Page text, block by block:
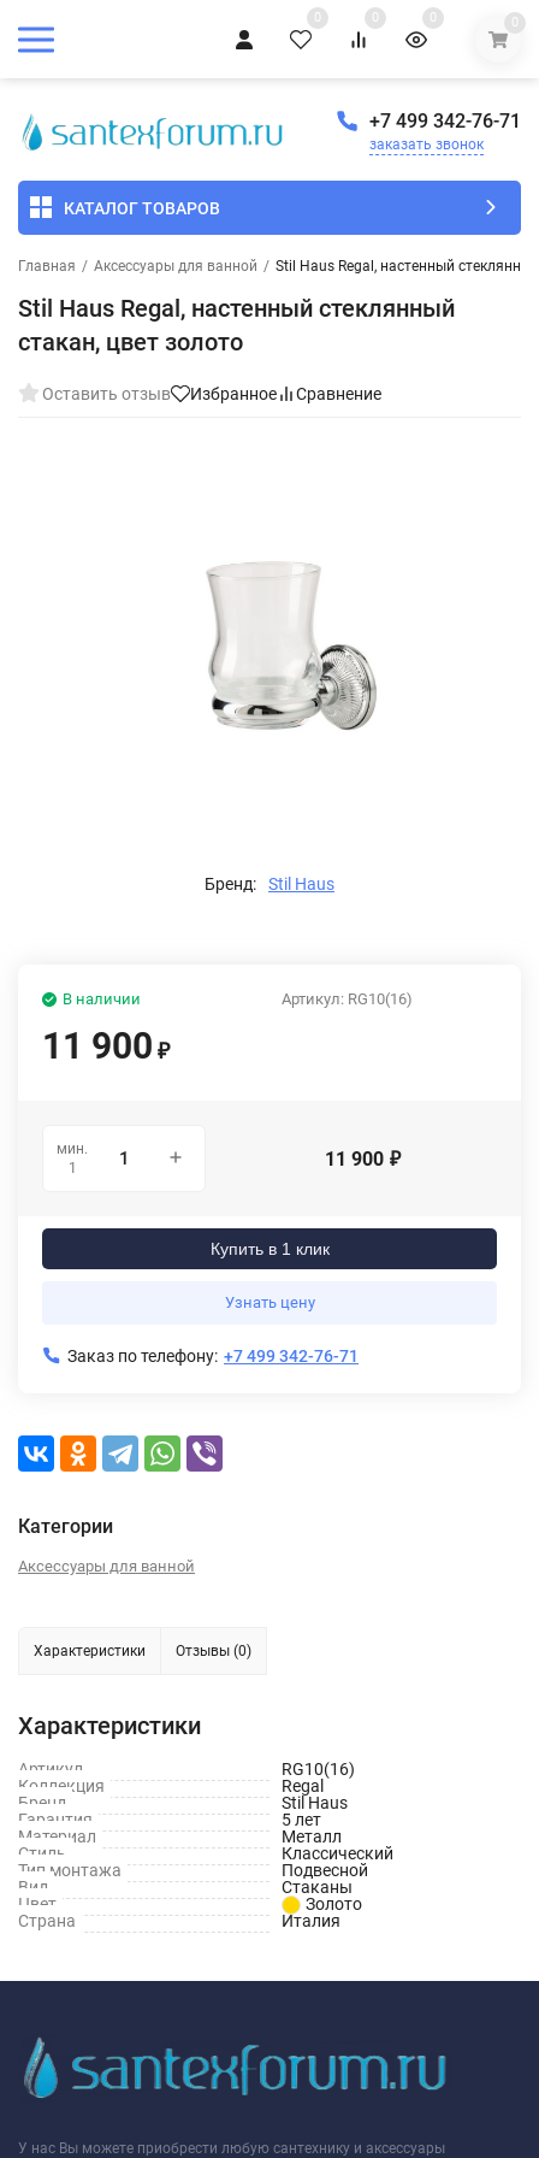
0 0 0 0
+7 499 342-76-71
заказать звонок
КАТАЛОГ ТОВАРОВ
Главная / Аксессуары для ванной / Stil Haus Regal, настенный
Stil Haus Regal, настенный стеклянный
стакан, цвет золото
Оставить отзыв Избранное Сравнение
Бренд: Stil Haus
Артикул: RG10(16)
В наличии
11 900 ₽
мин.
1
11 900 ₽
Купить в 1 клик
Узнать цену
Заказ по телефону: +7 499 342-76-71
Категории
Аксессуары для ванной
Характеристики Отзывы (0)
Характеристики
Артикул
RG10(16)
Коллекция
Regal
Бренд
Stil Haus
Гарантия
5 лет
Материал
Металл
Стиль
Классический
Тип монтажа
Подвесной
Вид
Стаканы
Цвет
Золото
Страна
Италия
У нас Вы можете приобрести любую сантехнику и аксессуары